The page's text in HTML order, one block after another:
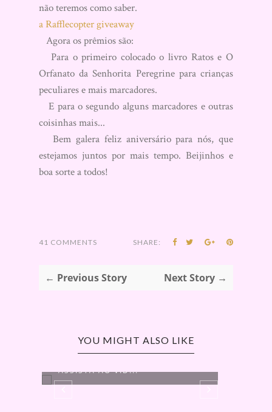
não teremos como saber.
a Rafflecopter giveaway
Agora os prêmios são:
Para o primeiro colocado o livro Ratos e O
Orfanato da Senhorita Peregrine para crianças
peculiares e mais marcadores.
E para o segundo alguns marcadores e outras
coisinhas mais...
Bem galera feliz aniversário para nós, que
estejamos juntos por mais tempo. Beijinhos e
boa sorte a todos!
41 COMMENTS SHARE:
← Previous Story Next Story →
YOU MIGHT ALSO LIKE
"ASSISTA AO VÍD...